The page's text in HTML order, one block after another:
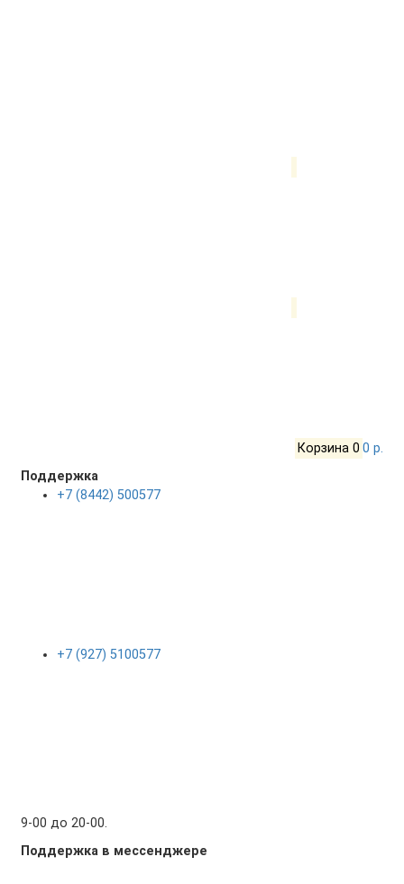
Корзина 0 0 р.
Поддержка
+7 (8442) 500577
+7 (927) 5100577
9-00 до 20-00.
Поддержка в мессенджере